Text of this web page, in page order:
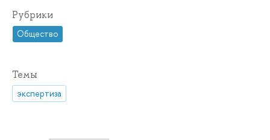
Рубрики
Общество
Темы
экспертиза